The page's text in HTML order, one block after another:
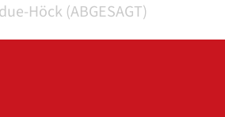
Höck (ABGESAGT)